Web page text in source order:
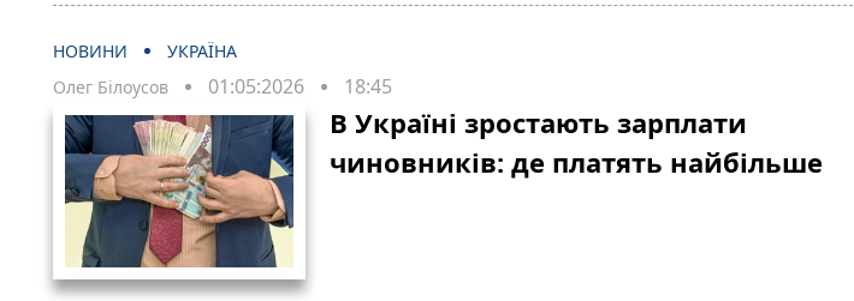
НОВИНИ
УКРАЇНА
Олег Білоусов
01:05:2026 18:45
В Україні зростають зарплати
чиновників: де платять найбільше